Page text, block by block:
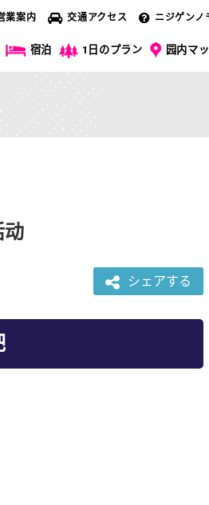
業案内 交通アクセス ニジゲンノ
宿泊 1日のプラン 园内マ
动
シェアする